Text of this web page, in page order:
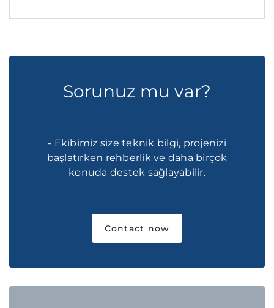
Sorunuz mu var?
- Ekibimiz size teknik bilgi, projenizi
başlatırken rehberlik ve daha birçok
konuda destek sağlayabilir.
Contact now